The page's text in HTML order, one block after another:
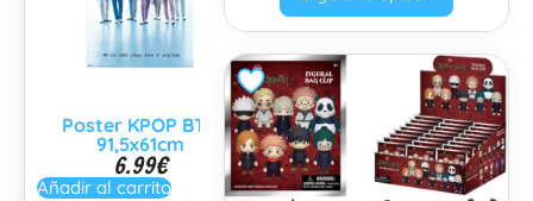
Poster KPOP BTS
91,5x61cm
6.99€
Añadir al carrito
Poster Stranger
Things 2
6.99€
Añadir al carrito